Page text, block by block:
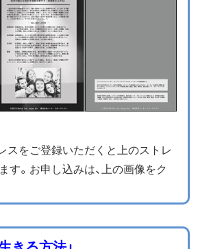
スをご登録いただくと上のストレ
。お申し込みは、上の画像をク